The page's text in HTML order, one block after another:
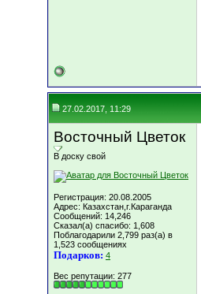
27.02.2017, 11:29
Восточный Цветок
В доску свой
Регистрация: 20.08.2005
Адрес: Казахстан,г.Караганда
Сообщений: 14,246
Сказал(а) спасибо: 1,608
Поблагодарили 2,799 раз(а) в
1,523 сообщениях
Подарков: 4
Вес репутации: 277